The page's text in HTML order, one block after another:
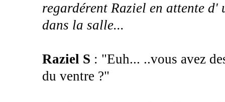
regardérent Raziel en attente
dans la salle...
Raziel S : "Euh... ..vous avez
du ventre ?"